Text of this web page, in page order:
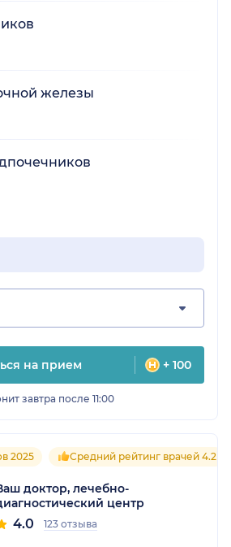
железы
на прием + 100
завтра после 11:00
2025 Средний рейтинг врачей 4.2
доктор, лечебно-
центр
4.0 123 отзыва